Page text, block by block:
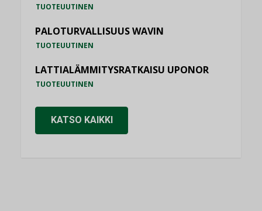
TUOTEUUTINEN
PALOTURVALLISUUS WAVIN
TUOTEUUTINEN
LATTIALÄMMITYSRATKAISU UPONOR
TUOTEUUTINEN
KATSO KAIKKI